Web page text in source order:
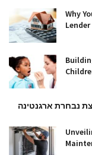
Why
נבחרת ארגנטינה